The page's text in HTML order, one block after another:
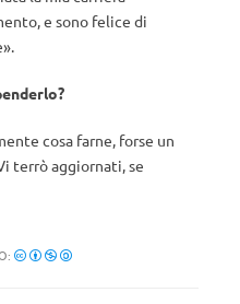
e sono felice di
cosa farne, forse un
terrò aggiornati, se